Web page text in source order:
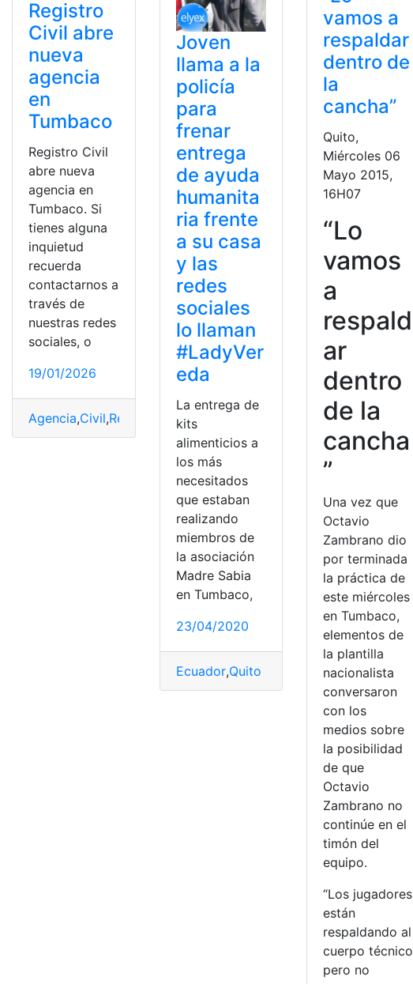
Registro
Civil abre
nueva
agencia
en
Tumbaco
Registro Civil
abre nueva
agencia en
Tumbaco. Si
tienes alguna
inquietud
recuerda
contactarnos a
través de
nuestras redes
sociales, o
19/01/2026
Agencia,Civil,Registro Registro Civil
Joven
llama a la
policía
para
frenar
entrega
de ayuda
humanita
ria frente
a su casa
y las
redes
sociales
lo llaman
#LadyVer
eda
La entrega de
kits
alimenticios a
los más
necesitados
que estaban
realizando
miembros de
la asociación
Madre Sabia
en Tumbaco,
23/04/2020
Ecuador,Quito
vamos a
respaldar
dentro de
la
cancha”
Quito,
Miércoles 06
Mayo 2015,
16H07
“Lo
vamos
a
respald
ar
dentro
de la
cancha
”
Una vez que
Octavio
Zambrano dio
por terminada
la práctica de
este miércoles
en Tumbaco,
elementos de
la plantilla
nacionalista
conversaron
con los
medios sobre
la posibilidad
de que
Octavio
Zambrano no
continúe en el
timón del
equipo.
“Los jugadores
están
respaldando al
cuerpo técnico
pero no